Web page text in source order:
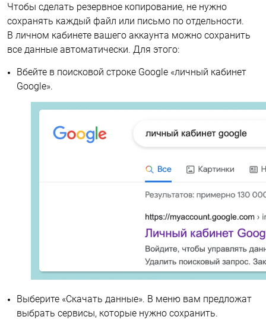
Чтобы сделать резервное копирование, не нужно
сохранять каждый файл или письмо по отдельности.
В личном кабинете вашего аккаунта можно сохранить
все данные автоматически. Для этого:
Вбейте в поисковой строке Google «личный кабинет
Google».
Выберите «Скачать данные». В меню вам предложат
выбрать сервисы, которые нужно сохранить.